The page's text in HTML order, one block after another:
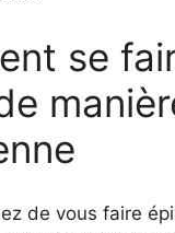
se
de vous faire